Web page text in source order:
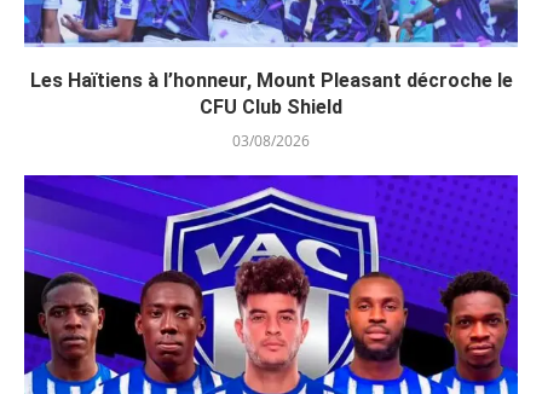
Les Haïtiens à l’honneur, Mount Pleasant décroche le
CFU Club Shield
03/08/2026